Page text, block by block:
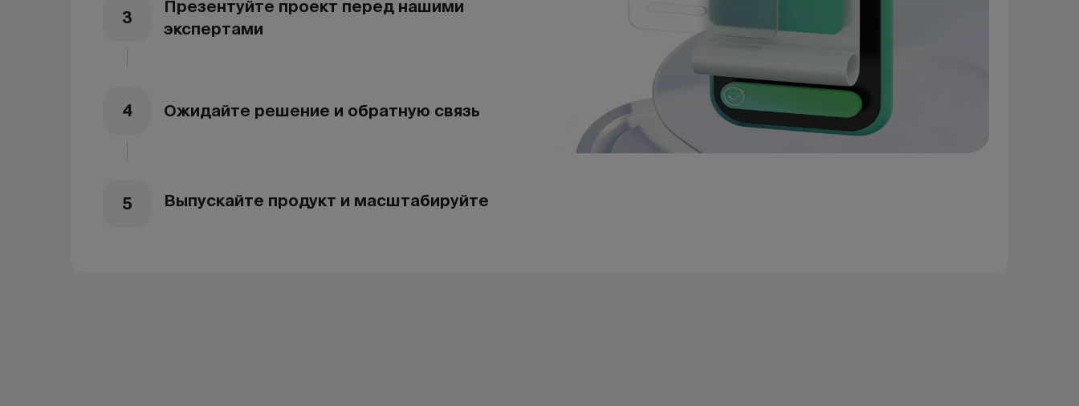
3
Презентуйте проект перед нашими
экспертами
4 Ожидайте решение и обратную связь
5 Выпускайте продукт и масштабируйте